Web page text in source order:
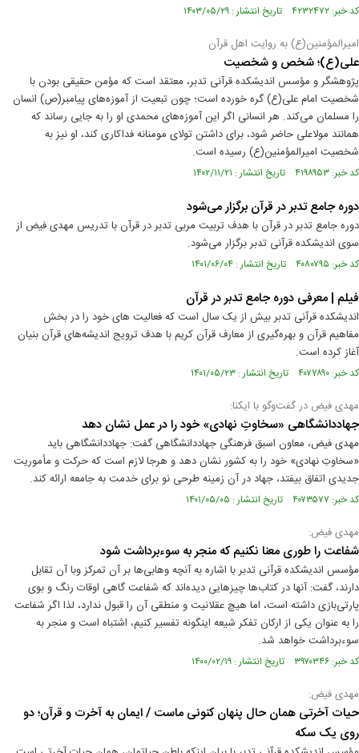
کد خبر: ۴۲۳۲۴۷۲ تاریخ انتشار : ۱۴۰۳/۰۵/۲۹
امیرالمؤمنین(ع) به روایت اهل قرآن
علی(ع)؛ شخص و شخصیت
پژوهشگر و مؤسس اندیشکده قرآنی تدبر، معتقد است که مؤمن حقیقی بودن با
شخصیت امام علی(ع) گره خورده است؛ چون تبعیت از آموزه‌های پیامبر(ص) انسان
را مسلمان می‌کند. هر انسانی اگر این آموزه‌های محمدی او را به جایی رساند که
همانند مولاعلی حاضر شود، برای داشتن تولای مومنانه فداکاری کند، او نیز به
شخصیت امیرالمؤمنین(ع) رسیده است.
کد خبر: ۴۱۹۸۹۵۳ تاریخ انتشار : ۱۴۰۲/۱۱/۲۱
دوره جامع تدبر در قرآن برگزار می‌شود
دوره جامع تدبر در قرآن با هدف تربیت مربی تدبر در قرآن با تدریس مهدی فیض از
سوی اندیشکده قرآنی تدبر برگزار می‌شود.
کد خبر: ۴۰۸۰۷۹۵ تاریخ انتشار : ۱۴۰۱/۰۶/۰۴
فیلم | معرفی دوره جامع تدبر در قرآن
اندیشکده قرآنی تدبر بیش از یک سال است که فعالیت های خود را در بخش
مفاهیم قرآن و بهره‌گیری از معارف قرآن کریم با هدف ترویج اندیشه‌های قرآن بنیان
آغاز کرده است.
کد خبر: ۴۰۷۷۸۹۰ تاریخ انتشار : ۱۴۰۱/۰۵/۲۳
مهدی فیض در گفت‌وگو با ایکنا:
جهاددانشگاهی «سخاوتِ نهادی» خود را در عمل نشان دهد
مهدی فیض، معاون اسبق فرهنگی جهاددانشگاهی گفت: جهاددانشگاهی باید
«سخاوتِ نهادی» خود را به کشور نشان دهد و هرجا لازم است که حرکت و مأموریت
جدیدی اتفاق بیفتد، جهاد در آن زمینه طرحی نو برای خدمت به جامعه ارائه کند.
کد خبر: ۴۰۷۳۵۷۷ تاریخ انتشار : ۱۴۰۱/۰۵/۰۵
مهدی فیض:
شفاعت را طوری معنا نکنیم که منجر به سوءبرداشت شود
مؤسس اندیشکده قرآنی تدبر با اشاره به آنچه وهابی‌ها بر آن تمرکز وبا آن تقابل
دارند، گفت: آنها در کتاب‌ها چیزهایی دیده‌اند که شفاعت گاهی اوقات رنگ و بوی
پارتی‌بازی داشته است، اما هیچ عقلانیت و منطقی آن را قبول ندارد، لذا اگر شفاعت
را به عنوان یکی از ارکان تفکر شیعه اینگونه تفسیر کنیم، اشتباه است و منجر به
سوءبرداشت خواهد شد.
کد خبر: ۳۹۷۰۳۴۶ تاریخ انتشار : ۱۴۰۰/۰۲/۱۹
مهدی فیض:
حیات آخرتی همان حال پنهان کنونی ماست / ایمان به آخرت و قرآن؛ دو
روی یک سکه